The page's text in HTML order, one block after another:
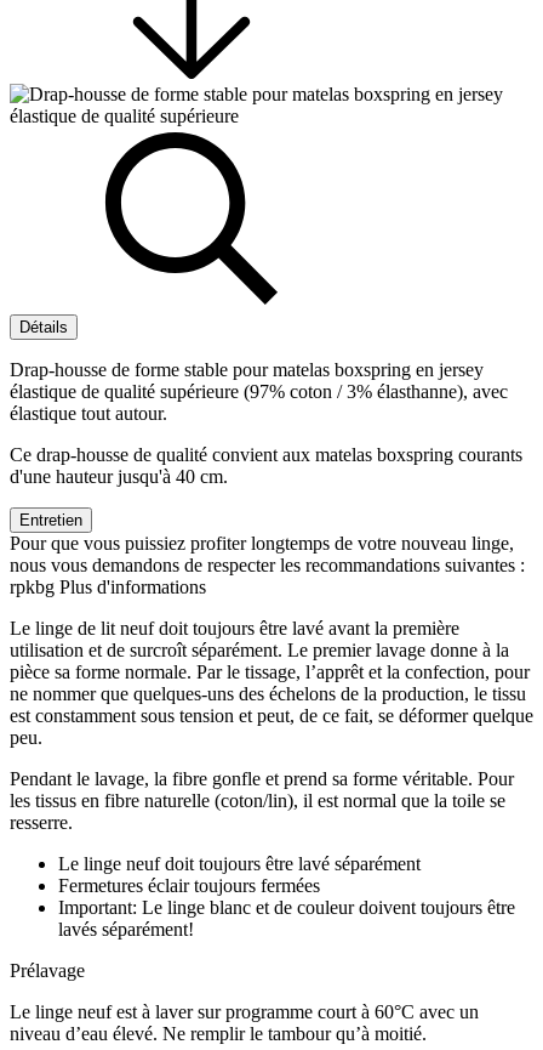
Détails
Drap-housse de forme stable pour matelas boxspring en jersey
élastique de qualité supérieure (97% coton / 3% élasthanne), avec
élastique tout autour.
Ce drap-housse de qualité convient aux matelas boxspring courants
d'une hauteur jusqu'à 40 cm.
Entretien
Pour que vous puissiez profiter longtemps de votre nouveau linge,
nous vous demandons de respecter les recommandations suivantes :
rpkbg Plus d'informations
Le linge de lit neuf doit toujours être lavé avant la première
utilisation et de surcroît séparément. Le premier lavage donne à la
pièce sa forme normale. Par le tissage, l’apprêt et la confection, pour
ne nommer que quelques-uns des échelons de la production, le tissu
est constamment sous tension et peut, de ce fait, se déformer quelque
peu.
Pendant le lavage, la fibre gonfle et prend sa forme véritable. Pour
les tissus en fibre naturelle (coton/lin), il est normal que la toile se
resserre.
Le linge neuf doit toujours être lavé séparément
Fermetures éclair toujours fermées
Important: Le linge blanc et de couleur doivent toujours être
lavés séparément!
Prélavage
Le linge neuf est à laver sur programme court à 60°C avec un
niveau d’eau élevé. Ne remplir le tambour qu’à moitié.